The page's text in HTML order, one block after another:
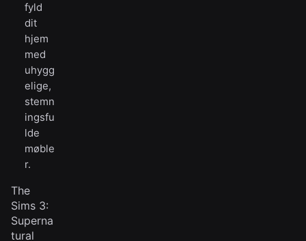
fyld
dit
hjem
med
uhygg
elige,
stemn
ingsfu
lde
møble
r.
The
Sims 3:
Superna
tural